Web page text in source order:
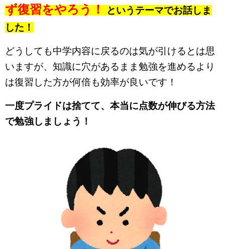
ず復習をやろう！ というテーマでお話しま
した！
どうしても中学内容に戻るのは気が引けるとは思
いますが、知識に穴があるまま勉強を進めるより
は復習した方が何倍も効率が良いです！
一度プライドは捨てて、本当に点数が伸びる方法
で勉強しましょう！